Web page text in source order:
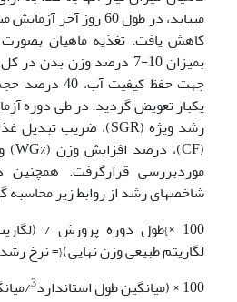
بمیزان 10-7 درصد وزن
یکبار تعویض گردید. در طی دوره
موردبررسی قرارگرفت.
شاخص­های رشد از روابط زیر محاسبه
100 ×}طول دوره پرورش /
لگاریتم طبیعی وزن نهایی){= نرخ
100 × (میانگین طول استاندارد
3
/